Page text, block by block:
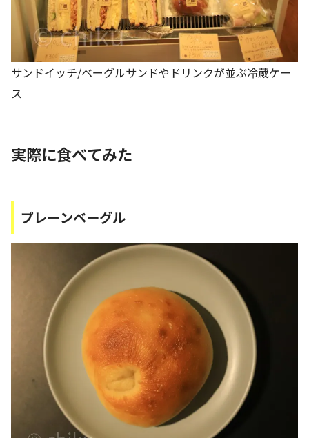
サンドイッチ/ベーグルサンドやドリンクが並ぶ冷蔵ケー
ス
実際に食べてみた
プレーンベーグル